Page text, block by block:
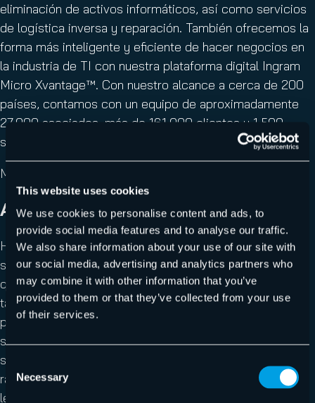
This website uses cookies
We use cookies to personalise content and ads, to
provide social media features and to analyse our traffic.
We also share information about your use of our site with
our social media, advertising and analytics partners who
may combine it with other information that you’ve
provided to them or that they’ve collected from your use
of their services.
Consent
Selection
Necessary
eliminación de activos informáticos, así como servicios
de logística inversa y reparación. También ofrecemos la
forma más inteligente y eficiente de hacer negocios en
la industria de TI con nuestra plataforma digital Ingram
Micro Xvantage™. Con nuestro alcance a cerca de 200
países, contamos con un equipo de aproximadamente
27.000 asociados, más de 161.000 clientes y 1.500
socios proveedores en todo el mundo.
Más información en
Acerca de Hornetsecurity
Hornetsecurity es un proveedor líder mundial de
seguridad de correo electrónico y backup en la nube,
que protege a empresas y organizaciones de todos los
tamaños en todo el mundo. Su galardonado portfolio de
productos cubre todas las áreas importantes de la
seguridad del correo electrónico, incluido el filtrado de
spam y virus, la protección contra el phishing y el
ransomware, el archivado y el cifrado conforme a la
legalidad, así como la copia de seguridad, la replicación